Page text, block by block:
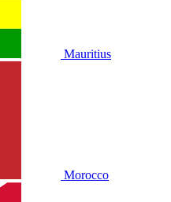
Mauritius
Morocco